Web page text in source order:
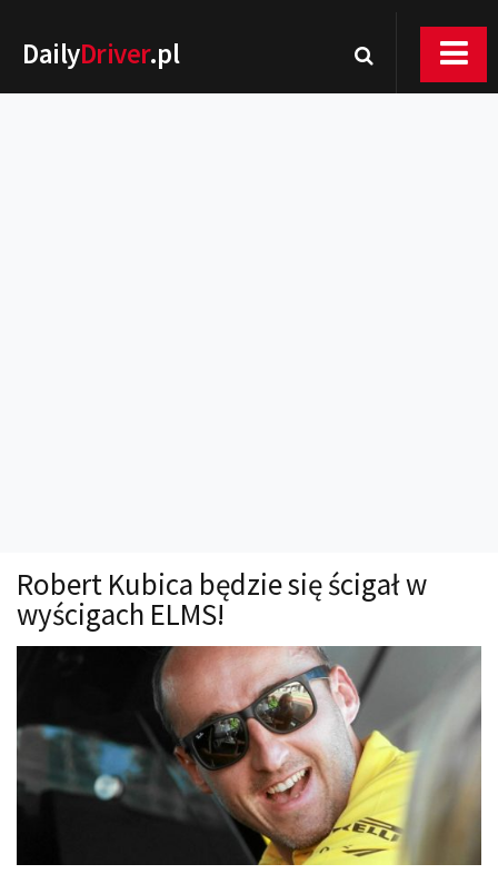
DailyDriver.pl
Technika jazdy
Oświetlenie
Przelicznik mocy
Auto z niemiec
Galerie
Robert Kubica będzie się ścigał w
wyścigach ELMS!